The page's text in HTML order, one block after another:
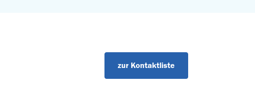
zur Kontaktliste